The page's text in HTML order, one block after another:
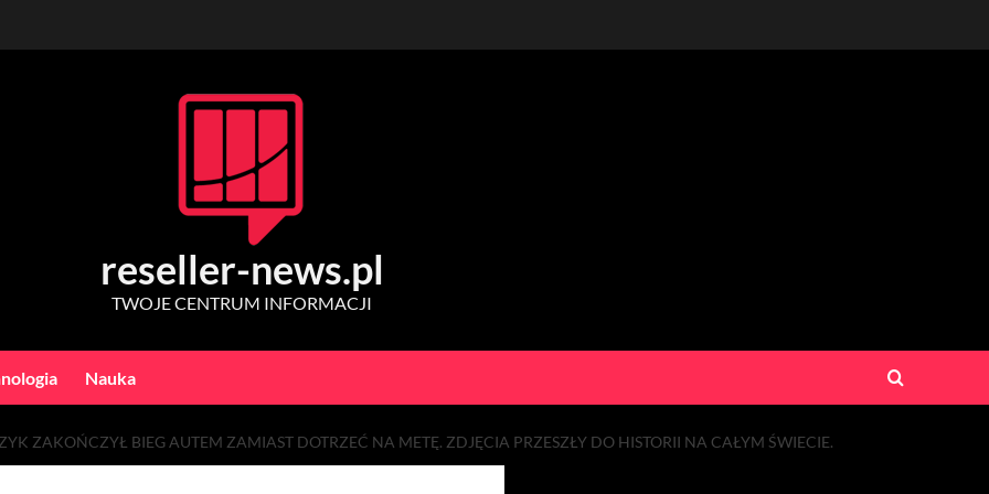
reseller-news.pl
TWOJE CENTRUM INFORMACJI
Nauka
ZAKOŃCZYŁ BIEG AUTEM ZAMIAST DOTRZEĆ NA METĘ. ZDJĘCIA PRZESZŁY DO HISTORII NA CAŁYM ŚWIECIE.